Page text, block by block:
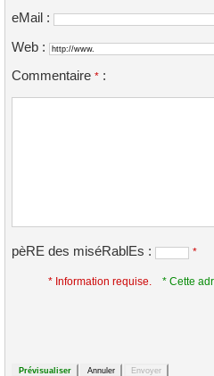
eMail :
Web :
Commentaire * :
pèRE des miséRablEs : *
* Information requise.
* Cette